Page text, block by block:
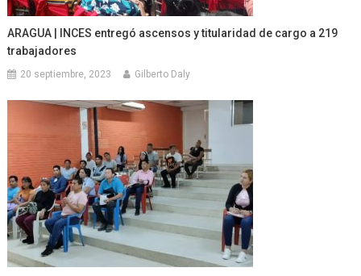
ARAGUA | INCES entregó ascensos y titularidad de cargo a 219
trabajadores
20 septiembre, 2023 Gilberto Daly